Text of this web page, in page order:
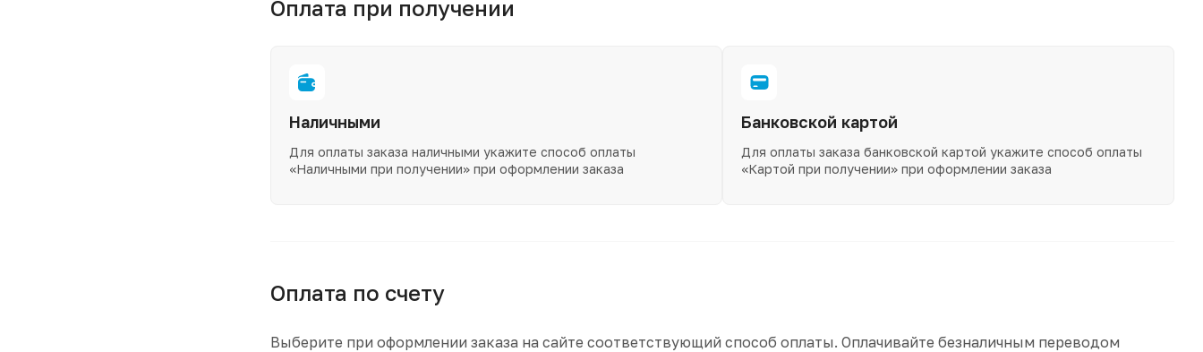
Оплата при получении
Наличными
Для оплаты заказа наличными укажите способ оплаты
«Наличными при получении» при оформлении заказа
Банковской картой
Для оплаты заказа банковской картой укажите способ оплаты
«Картой при получении» при оформлении заказа
Оплата по счету
Выберите при оформлении заказа на сайте соответствующий способ оплаты. Оплачивайте безналичным переводом